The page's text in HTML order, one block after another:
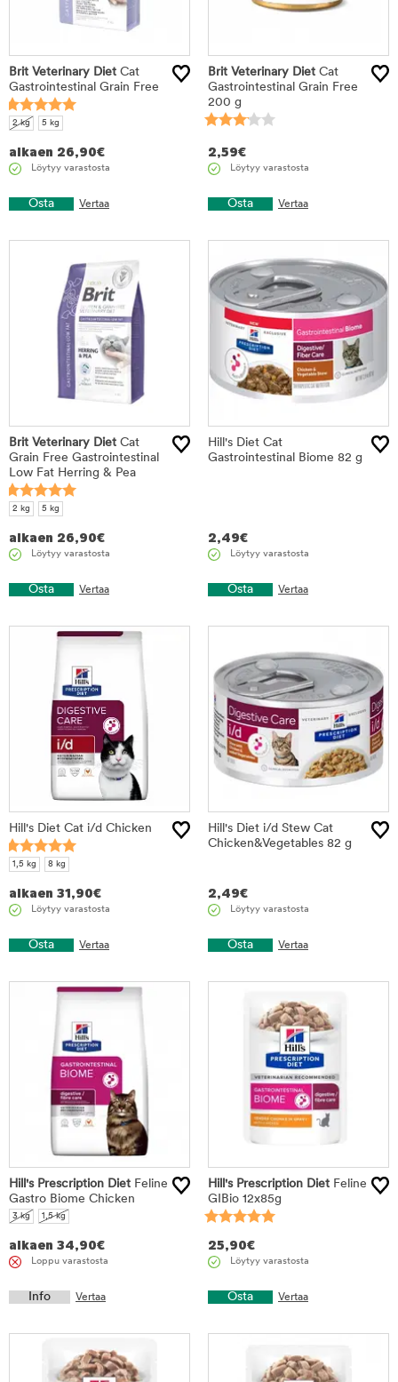
Brit Veterinary Diet Cat
Gastrointestinal Grain Free
2 kg 5 kg
alkaen 26,90€
Löytyy varastosta
Osta Vertaa
Brit Veterinary Diet Cat
Gastrointestinal Grain Free
200 g
2,59€
Löytyy varastosta
Osta Vertaa
Brit Veterinary Diet Cat
Grain Free Gastrointestinal
Low Fat Herring & Pea
2 kg 5 kg
alkaen 26,90€
Löytyy varastosta
Osta Vertaa
Hill's Diet Cat
Gastrointestinal Biome 82 g
2,49€
Löytyy varastosta
Osta Vertaa
Hill's Diet Cat i/d Chicken
1,5 kg 8 kg
alkaen 31,90€
Löytyy varastosta
Osta Vertaa
Hill's Diet i/d Stew Cat
Chicken&Vegetables 82 g
2,49€
Löytyy varastosta
Osta Vertaa
Hill's Prescription Diet Feline
Gastro Biome Chicken
3 kg 1,5 kg
alkaen 34,90€
Loppu varastosta
Info Vertaa
Hill's Prescription Diet Feline
GIBio 12x85g
25,90€
Löytyy varastosta
Osta Vertaa